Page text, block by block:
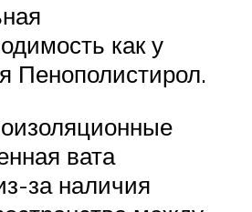
как у
Пенополистирол.
вата
за наличия